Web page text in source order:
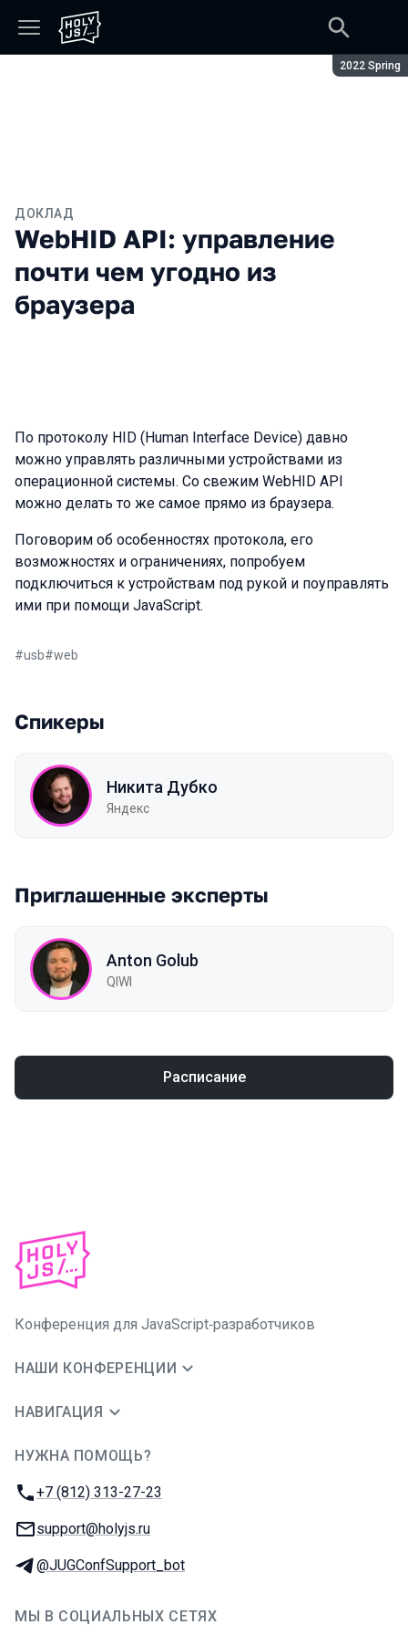
Сезон:
2022 Spring
ДОКЛАД
WebHID API: управление
почти чем угодно из
браузера
По протоколу HID (Human Interface Device) давно
можно управлять различными устройствами из
операционной системы. Со свежим WebHID API
можно делать то же самое прямо из браузера.
Поговорим об особенностях протокола, его
возможностях и ограничениях, попробуем
подключиться к устройствам под рукой и поуправлять
ими при помощи JavaScript.
#usb#web
Спикеры
Никита Дубко
Яндекс
Приглашенные эксперты
Anton Golub
QIWI
Расписание
Конференция для JavaScript‑разработчиков
НАШИ КОНФЕРЕНЦИИ
НАВИГАЦИЯ
НУЖНА ПОМОЩЬ?
Телефон:
+7 (812) 313-27-23
E-mail:
support@holyjs.ru
Телеграм:
@JUGConfSupport_bot
МЫ В СОЦИАЛЬНЫХ СЕТЯХ